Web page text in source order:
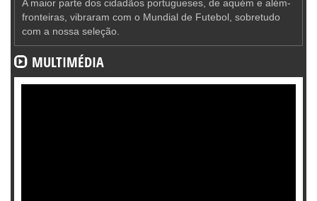
A maior parte dos cidadãos portugueses, de aquém e além-
fronteiras, vibraram com o Mundial de Futebol, sobretudo
com a nossa seleção.
MULTIMÉDIA